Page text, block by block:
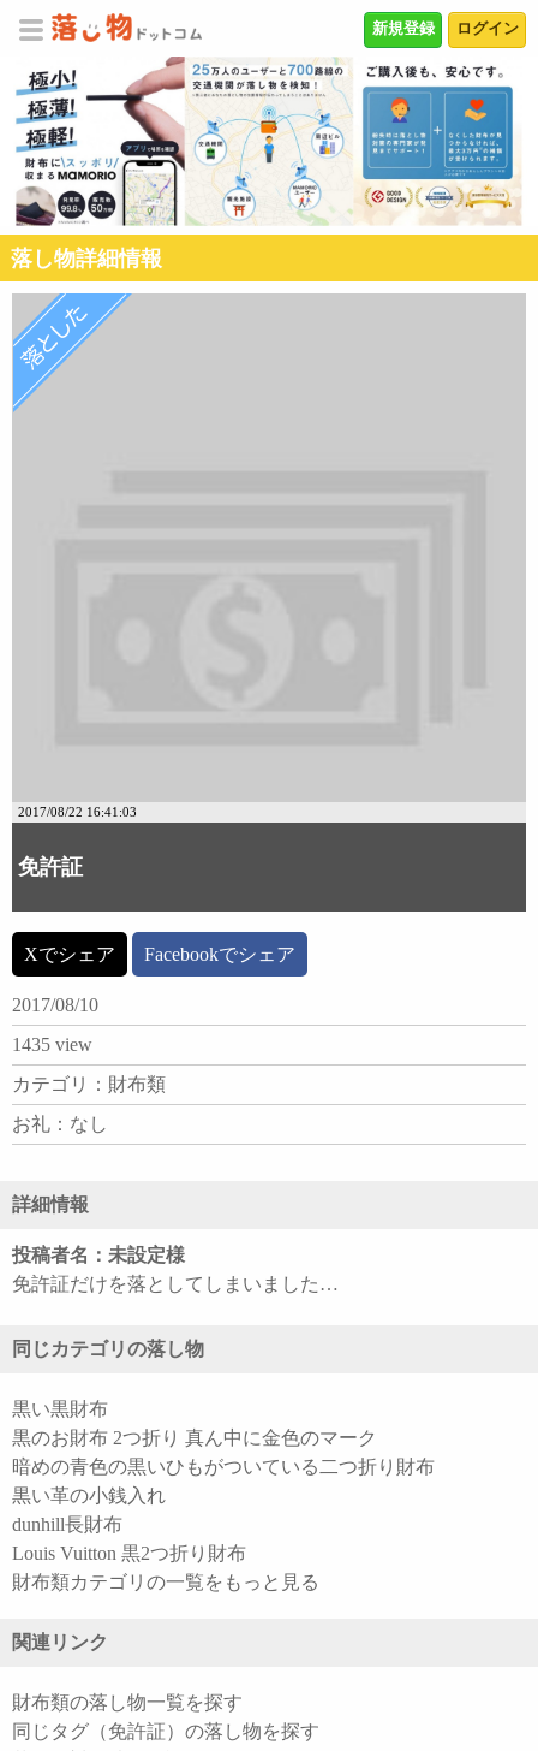
ログイン
新規登録
落し物詳細情報
2017/08/22 16:41:03
免許証
Xでシェア Facebookでシェア
2017/08/10
1435 view
カテゴリ：財布類
お礼：なし
詳細情報
投稿者名：未設定様
免許証だけを落としてしまいました…
同じカテゴリの落し物
黒い黒財布
黒のお財布 2つ折り 真ん中に金色のマーク
暗めの青色の黒いひもがついている二つ折り財布
黒い革の小銭入れ
dunhill長財布
Louis Vuitton 黒2つ折り財布
財布類カテゴリの一覧をもっと見る
関連リンク
財布類の落し物一覧を探す
同じタグ（免許証）の落し物を探す